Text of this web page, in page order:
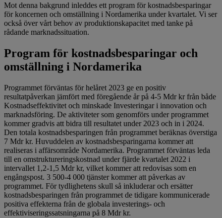
Mot denna bakgrund inleddes ett program för kostnadsbesparingar
för koncernen och omställning i Nordamerika under kvartalet. Vi ser
också över vårt behov av produktionskapacitet med tanke på
rådande marknadssituation.
Program för kostnadsbesparingar och
omställning i Nordamerika
Programmet förväntas för helåret 2023 ge en positiv
resultatpåverkan jämfört med föregående år på 4-5 Mdr kr från både
Kostnadseffektivitet och minskade Investeringar i innovation och
marknadsföring. De aktiviteter som genomförs under programmet
kommer gradvis att bidra till resultatet under 2023 och in i 2024.
Den totala kostnadsbesparingen från programmet beräknas överstiga
7 Mdr kr. Huvuddelen av kostnadsbesparingarna kommer att
realiseras i affärsområde Nordamerika. Programmet förväntas leda
till en omstruktureringskostnad under fjärde kvartalet 2022 i
intervallet 1,2-1,5 Mdr kr, vilket kommer att redovisas som en
engångspost. 3 500-4 000 tjänster kommer att påverkas av
programmet. För tydlighetens skull så inkluderar och ersätter
kostnadsbesparingen från programmet de tidigare kommunicerade
positiva effekterna från de globala investerings- och
effektiviseringssatsningarna på 8 Mdr kr.